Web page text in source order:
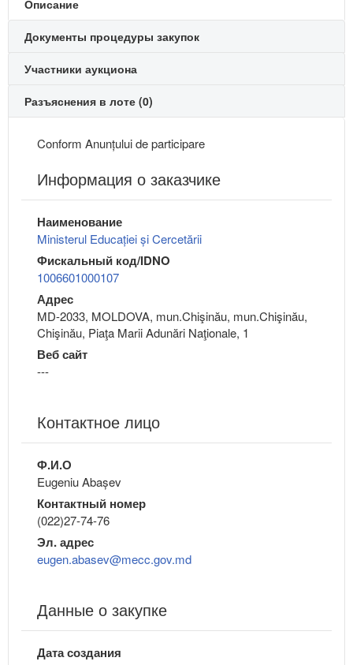
Описание
Документы процедуры закупок
Участники аукциона
Разъяснения в лоте (0)
Conform Anunțului de participare
Информация о заказчике
Наименование
Ministerul Educației și Cercetării
Фискальный код/IDNO
1006601000107
Адрес
MD-2033, MOLDOVA, mun.Chişinău, mun.Chişinău,
Chişinău, Piaţa Marii Adunări Naţionale, 1
Веб сайт
---
Контактное лицо
Ф.И.О
Eugeniu Abașev
Контактный номер
(022)27-74-76
Эл. адрес
eugen.abasev@mecc.gov.md
Данные о закупке
Дата создания